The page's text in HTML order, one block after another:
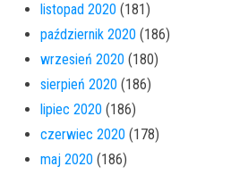
listopad 2020 (181)
październik 2020 (186)
wrzesień 2020 (180)
sierpień 2020 (186)
lipiec 2020 (186)
czerwiec 2020 (178)
maj 2020 (186)